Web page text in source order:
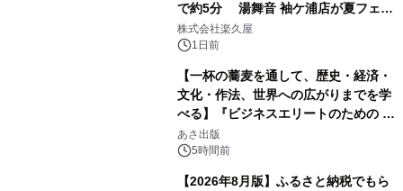
で約5分 湯舞音 袖ケ浦店が夏フェア
メニューを提供
株式会社楽久屋
1日前
【一杯の蕎麦を通して、歴史・経済・
文化・作法、世界への広がりまでを学
べる】『ビジネスエリートのための 教
養としての蕎麦』2026年8月25日
（火）発売
あさ出版
5時間前
【2026年8月版】ふるさと納税でもら